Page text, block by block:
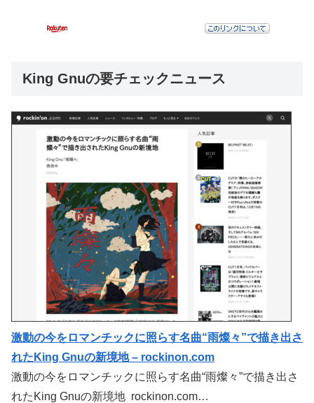
King Gnuの要チェックニュース
激動の今をロマンチックに照らす名曲“雨燦々”で描き出さ
れたKing Gnuの新境地 – rockinon.com
激動の今をロマンチックに照らす名曲“雨燦々”で描き出さ
れたKing Gnuの新境地 rockinon.com…